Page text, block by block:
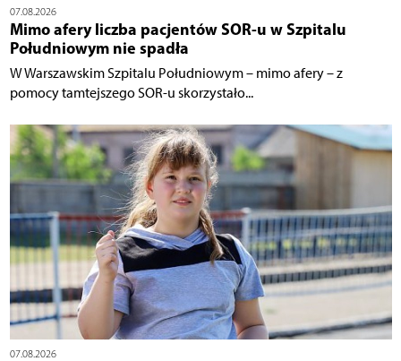
07.08.2026
Mimo afery liczba pacjentów SOR-u w Szpitalu
Południowym nie spadła
W Warszawskim Szpitalu Południowym – mimo afery – z
pomocy tamtejszego SOR-u skorzystało...
07.08.2026